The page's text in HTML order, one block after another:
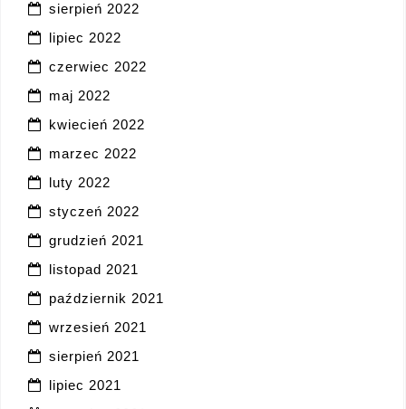
sierpień 2022
lipiec 2022
czerwiec 2022
maj 2022
kwiecień 2022
marzec 2022
luty 2022
styczeń 2022
grudzień 2021
listopad 2021
październik 2021
wrzesień 2021
sierpień 2021
lipiec 2021